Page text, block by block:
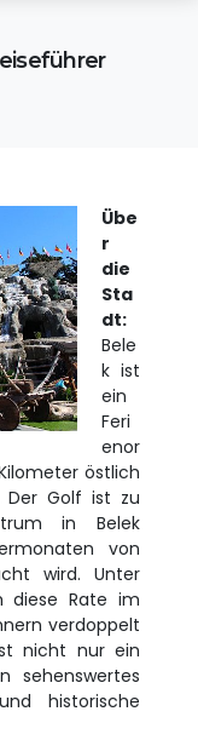
Übe
r
die
Sta
dt:
Bele
k ist
ein
Feri
enor
östlich
Der Golf ist zu
in Belek
von
wird. Unter
diese Rate im
verdoppelt
nicht nur ein
sehenswertes
historische